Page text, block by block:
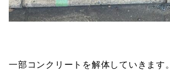
一部コンクリートを解体していきます。